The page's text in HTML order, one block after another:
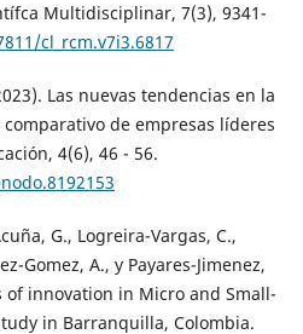
Multidisciplinar, 7(3), 9341-
cl_rcm.v7i3.6817
Las nuevas tendencias en la
de empresas líderes
4(6), 46 - 56.
G., Logreira-Vargas, C.,
Gomez, A., y Payares-Jimenez,
of innovation in Micro and Small-
in Barranquilla, Colombia.